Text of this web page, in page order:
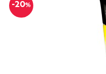
-20%